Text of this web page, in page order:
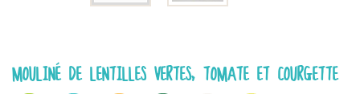
MOULINÉ DE LENTILLES VERTES, TOMATE ET COURGETTE